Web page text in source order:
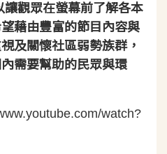
觀眾在螢幕前了解各本
藉由豐富的節目內容與
及關懷社區弱勢族群，
需要幫助的民眾與環
watch?